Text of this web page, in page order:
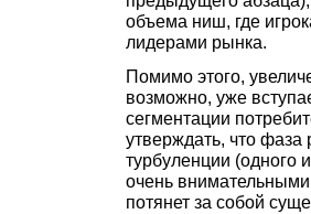
объема ниш, где
лидерами рынка.
Помимо этого,
возможно, уже
сегментации
утверждать, что фаза
турбуленции (одного
очень
потянет за собой